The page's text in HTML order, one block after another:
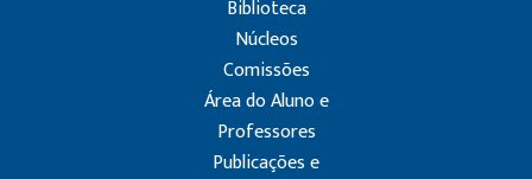
Biblioteca
Núcleos
Comissões
Área do Aluno e
Professores
Publicações e